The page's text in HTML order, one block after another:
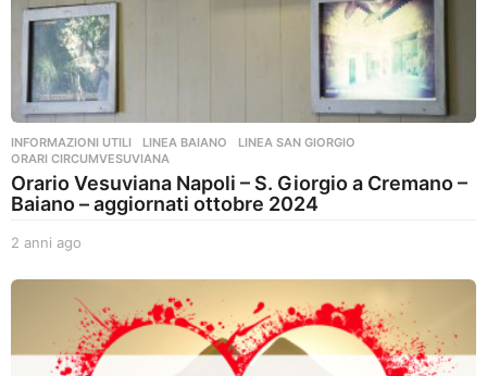
INFORMAZIONI UTILI ,LINEA BAIANO ,LINEA SAN GIORGIO
ORARI CIRCUMVESUVIANA
Orario Vesuviana Napoli – S. Giorgio a Cremano –
Baiano – aggiornati ottobre 2024
2 anni ago
n
n
i
a
g